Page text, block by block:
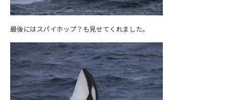
最後にはスパイホップ？も見せてくれました。